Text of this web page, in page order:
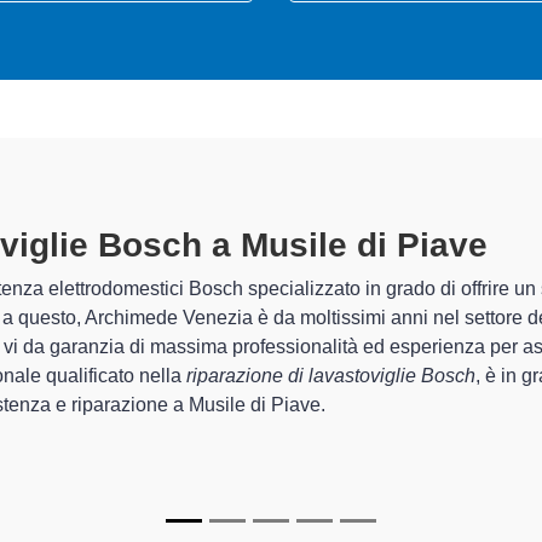
Tecnici Lavastoviglie
preparati
I tecnici specializzati di Archimede Venezia
provincia per quel che riguarda la
del corretto funzionamento degli apparecchi.
In più,i tecnici Bosch specializzati